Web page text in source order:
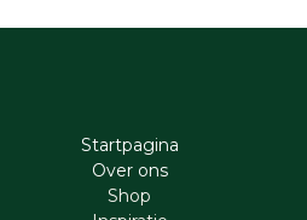
Startpagina
Ove​r​ ons
Shop